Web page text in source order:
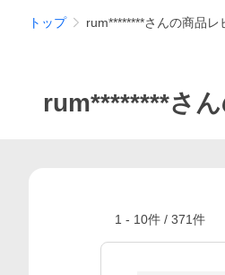
トップ rum********さんの商品レ
rum********さ
1 - 10件 / 371件